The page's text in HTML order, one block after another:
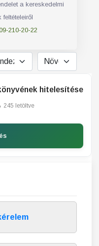
a kereskedelmi
210-20-22
hitelesítése
245 letöltve